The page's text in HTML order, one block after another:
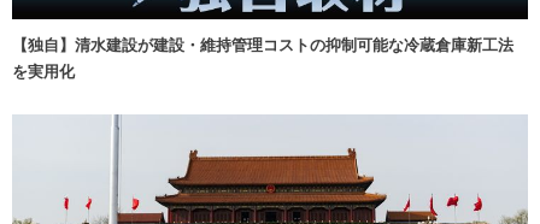
【独自】清水建設が建設・維持管理コストの抑制可能な冷蔵倉庫新工法
を実用化